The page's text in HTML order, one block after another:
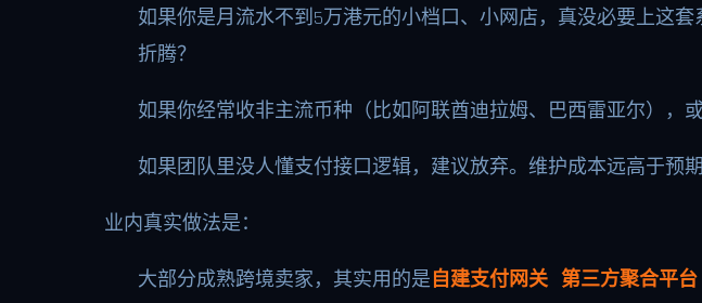
如果你是月流水不到5万港元的小档口、小网店，真没必要上这
折腾？
如果你经常收非主流币种（比如阿联酋迪拉姆、巴西雷亚尔），
如果团队里没人懂支付接口逻辑，建议放弃。维护成本远高于预
业内真实做法是：
大部分成熟跨境卖家，其实用的是自建支付网关 第三方聚合平台